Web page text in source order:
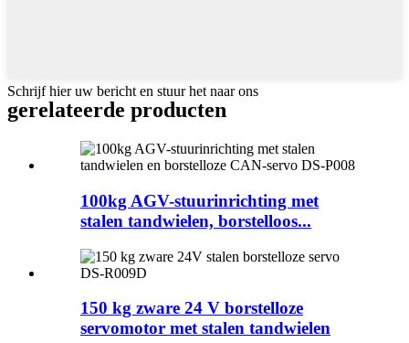
Schrijf hier uw bericht en stuur het naar ons
gerelateerde producten
100kg AGV-stuurinrichting met
stalen tandwielen, borstelloos...
150 kg zware 24 V borstelloze
servomotor met stalen tandwielen